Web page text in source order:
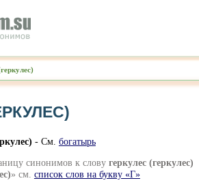
- См. богатырь
синонимов к слову геркулес (геркулес)
» см. список слов на букву «Г»